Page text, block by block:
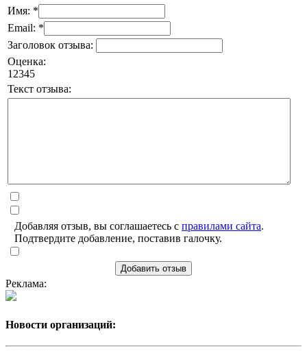
Имя: *
Email: *
Заголовок отзыва:
Оценка:
1 2345
Текст отзыва:
Добавляя отзыв, вы соглашаетесь с правилами сайта.
Подтвердите добавление, поставив галочку.
Добавить отзыв
Реклама:
Новости организаций: